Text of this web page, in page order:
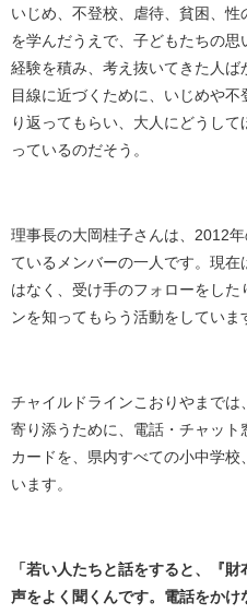
いじめ、不登校、虐待、貧困、
を学んだうえで、子どもたちの
経験を積み、考え抜いてきた人
目線に近づくために、いじめや
り返ってもらい、大人にどうし
っているのだそう。
理事長の大岡桂子さんは、2012
ているメンバーの一人です。現
はなく、受け手のフォローをし
ンを知ってもらう活動をしていま
チャイルドラインこおりやまで
寄り添うために、電話・チャッ
カードを、県内すべての小中学校、
います。
「若い人たちと話をすると、『
声をよく聞くんです。電話をか